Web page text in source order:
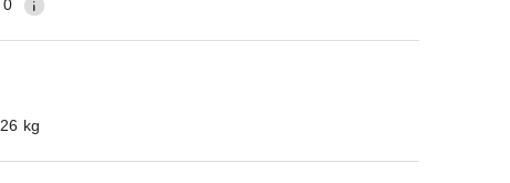
0
26 kg